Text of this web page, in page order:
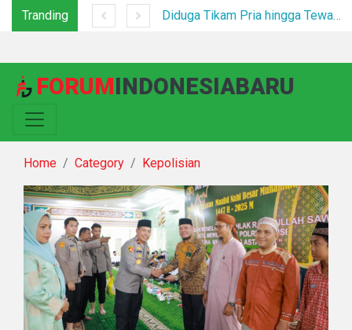
Tranding Diduga Tikam Pria hingga Tewas di Plaza Kabanjahe, Pelaku Diamankan Beberapa Menit Setelah Kejadian
FORUMINDONESIABARU
Home Category Kepolisian